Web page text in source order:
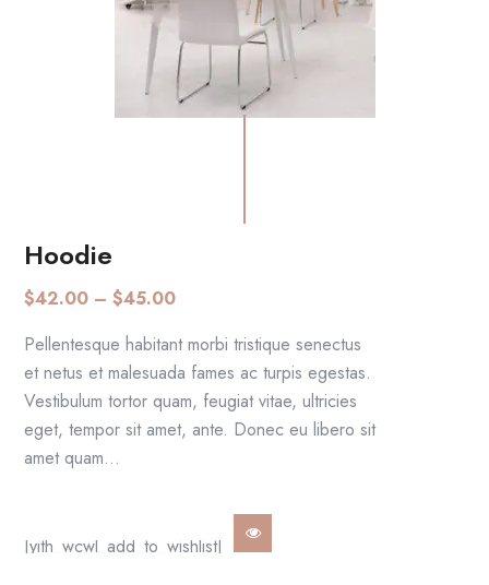
Hoodie
$42.00 – $45.00
Pellentesque habitant morbi tristique senectus
et netus et malesuada fames ac turpis egestas.
Vestibulum tortor quam, feugiat vitae, ultricies
eget, tempor sit amet, ante. Donec eu libero sit
amet quam…
[yith_wcwl_add_to_wishlist]